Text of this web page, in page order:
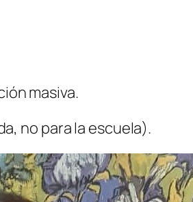
masiva.
no para la escuela).